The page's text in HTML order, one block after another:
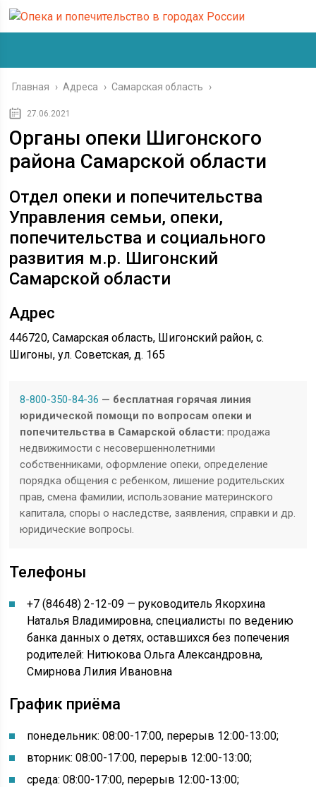
Главная › Адреса › Самарская область ›
27.06.2021
Органы опеки Шигонского
района Самарской области
Отдел опеки и попечительства
Управления семьи, опеки,
попечительства и социального
развития м.р. Шигонский
Самарской области
Адрес
446720, Самарская область, Шигонский район, с.
Шигоны, ул. Советская, д. 165
8-800-350-84-36 — бесплатная горячая линия
юридической помощи по вопросам опеки и
попечительства в Самарской области:продажа
недвижимости с несовершеннолетними
собственниками, оформление опеки, определение
порядка общения с ребенком, лишение родительских
прав, смена фамилии, использование материнского
капитала, споры о наследстве, заявления, справки и др.
юридические вопросы.
Телефоны
+7 (84648) 2-12-09 — руководитель Якорхина
Наталья Владимировна, специалисты по ведению
банка данных о детях, оставшихся без попечения
родителей: Нитюкова Ольга Александровна,
Смирнова Лилия Ивановна
График приёма
понедельник: 08:00-17:00, перерыв 12:00-13:00;
вторник: 08:00-17:00, перерыв 12:00-13:00;
среда: 08:00-17:00, перерыв 12:00-13:00;